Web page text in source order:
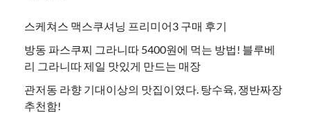
스케쳐스 맥스쿠셔닝 프리미어3 구매 후기
방동 파스쿠찌 그라니따 5400원에 먹는 방법! 블루베
리 그라니따 제일 맛있게 만드는 매장
관저동 라향 기대이상의 맛집이였다. 탕수육, 쟁반짜장
추천함!